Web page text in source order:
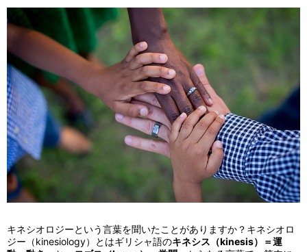
キネシオロジーという言葉を聞いたことがありますか？キネシオロ
ジー（kinesiology）とはギリシャ語のキネシス（kinesis）＝運